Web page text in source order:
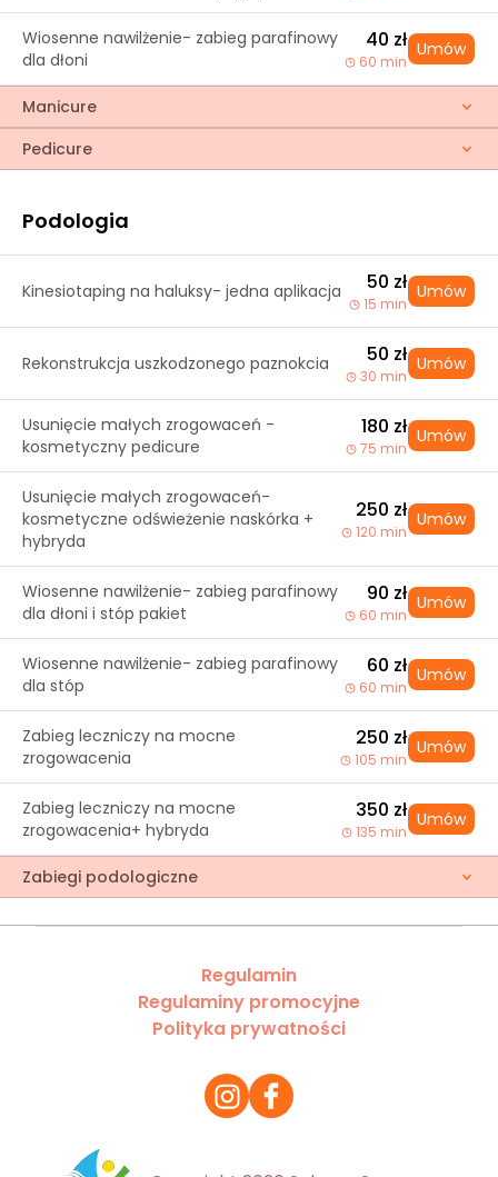
Wiosenne nawilżenie- zabieg parafinowy
dla dłoni
40 zł
60 min
Umów
Manicure
Pedicure
Podologia
Kinesiotaping na haluksy- jedna aplikacja 50 zł
15 min
Umów
Rekonstrukcja uszkodzonego paznokcia 50 zł
30 min
Umów
Usunięcie małych zrogowaceń -
kosmetyczny pedicure
180 zł
75 min
Umów
Usunięcie małych zrogowaceń-
kosmetyczne odświeżenie naskórka +
hybryda
250 zł
120 min
Umów
Wiosenne nawilżenie- zabieg parafinowy
dla dłoni i stóp pakiet
90 zł
60 min
Umów
Wiosenne nawilżenie- zabieg parafinowy
dla stóp
60 zł
60 min
Umów
Zabieg leczniczy na mocne
zrogowacenia
250 zł
105 min
Umów
Zabieg leczniczy na mocne
zrogowacenia+ hybryda
350 zł
135 min
Umów
Zabiegi podologiczne
Regulamin
Regulaminy promocyjne
Polityka prywatności